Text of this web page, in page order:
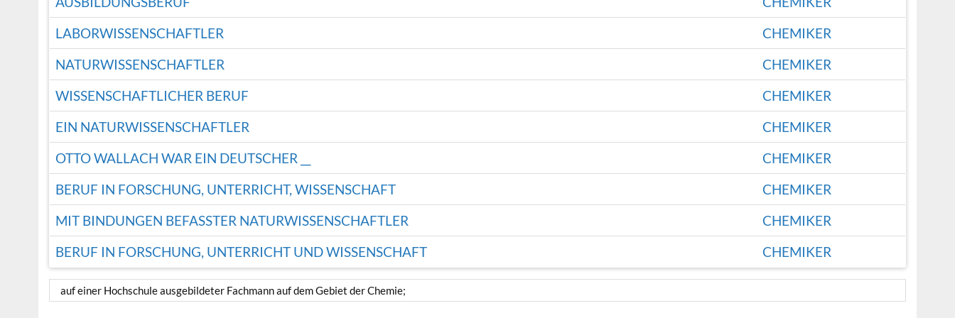
LABORWISSENSCHAFTLER
CHEMIKER
NATURWISSENSCHAFTLER
CHEMIKER
WISSENSCHAFTLICHER BERUF
CHEMIKER
EIN NATURWISSENSCHAFTLER
CHEMIKER
OTTO WALLACH WAR EIN DEUTSCHER __
CHEMIKER
BERUF IN FORSCHUNG, UNTERRICHT, WISSENSCHAFT
CHEMIKER
MIT BINDUNGEN BEFASSTER NATURWISSENSCHAFTLER
CHEMIKER
BERUF IN FORSCHUNG, UNTERRICHT UND WISSENSCHAFT
CHEMIKER
auf einer Hochschule ausgebildeter Fachmann auf dem Gebiet der Chemie;